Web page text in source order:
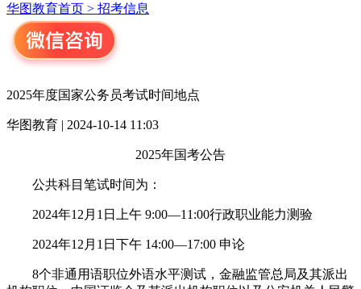
华图教育首页 > 招考信息
2025年度国家公务员考试时间地点
华图教育 | 2024-10-14 11:03
2025年国考公告
公共科目笔试时间为：
2024年12月1日上午 9:00—11:00行政职业能力测验
2024年12月1日下午 14:00—17:00 申论
8个非通用语职位外语水平测试，金融监管总局及其派出